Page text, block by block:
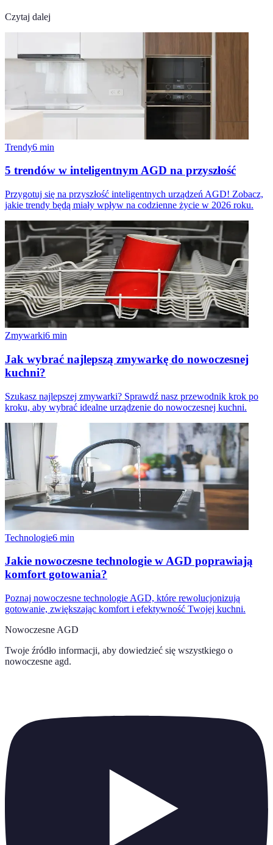
Czytaj dalej
Trendy6 min
5 trendów w inteligentnym AGD na przyszłość
Przygotuj się na przyszłość inteligentnych urządzeń AGD! Zobacz,
jakie trendy będą miały wpływ na codzienne życie w 2026 roku.
Zmywarki6 min
Jak wybrać najlepszą zmywarkę do nowoczesnej
kuchni?
Szukasz najlepszej zmywarki? Sprawdź nasz przewodnik krok po
kroku, aby wybrać idealne urządzenie do nowoczesnej kuchni.
Technologie6 min
Jakie nowoczesne technologie w AGD poprawiają
komfort gotowania?
Poznaj nowoczesne technologie AGD, które rewolucjonizują
gotowanie, zwiększając komfort i efektywność Twojej kuchni.
Nowoczesne AGD
Twoje źródło informacji, aby dowiedzieć się wszystkiego o
nowoczesne agd.